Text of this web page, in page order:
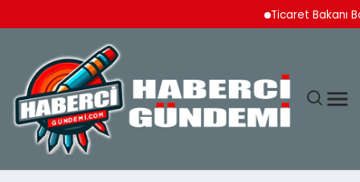
Ticaret Bakanı Bolat